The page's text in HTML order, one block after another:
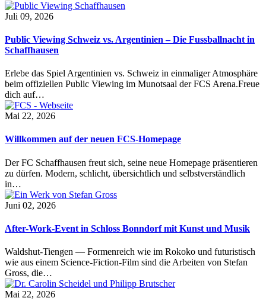
Juli 09, 2026
Public Viewing Schweiz vs. Argentinien – Die Fussballnacht in
Schaffhausen
Erlebe das Spiel Argentinien vs. Schweiz in einmaliger Atmosphäre
beim offiziellen Public Viewing im Munotsaal der FCS Arena.Freue
dich auf…
Mai 22, 2026
Willkommen auf der neuen FCS-Homepage
Der FC Schaffhausen freut sich, seine neue Homepage präsentieren
zu dürfen. Modern, schlicht, übersichtlich und selbstverständlich
in…
Juni 02, 2026
After-Work-Event in Schloss Bonndorf mit Kunst und Musik
Waldshut-Tiengen — Formenreich wie im Rokoko und futuristisch
wie aus einem Science-Fiction-Film sind die Arbeiten von Stefan
Gross, die…
Mai 22, 2026